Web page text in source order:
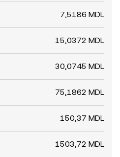
7,5186 MDL
15,0372 MDL
30,0745 MDL
75,1862 MDL
150,37 MDL
1503,72 MDL